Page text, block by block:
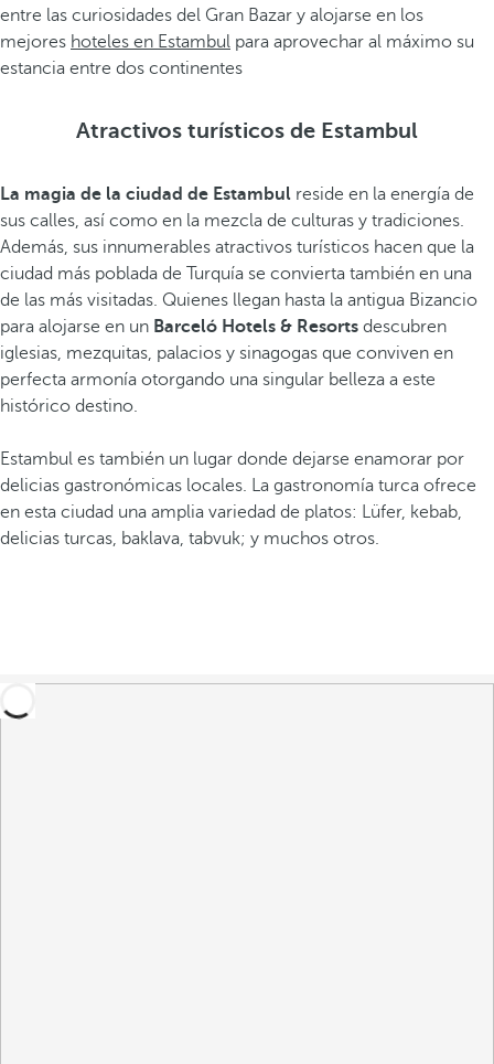
entre las curiosidades del Gran Bazar y alojarse en los
mejores hoteles en Estambul para aprovechar al máximo su
estancia entre dos continentes
Atractivos turísticos de Estambul
La magia de la ciudad de Estambul reside en la energía de
sus calles, así como en la mezcla de culturas y tradiciones.
Además, sus innumerables atractivos turísticos hacen que la
ciudad más poblada de Turquía se convierta también en una
de las más visitadas. Quienes llegan hasta la antigua Bizancio
para alojarse en un Barceló Hotels & Resorts descubren
iglesias, mezquitas, palacios y sinagogas que conviven en
perfecta armonía otorgando una singular belleza a este
histórico destino.
Estambul es también un lugar donde dejarse enamorar por
delicias gastronómicas locales. La gastronomía turca ofrece
en esta ciudad una amplia variedad de platos: Lüfer, kebab,
delicias turcas, baklava, tabvuk; y muchos otros.